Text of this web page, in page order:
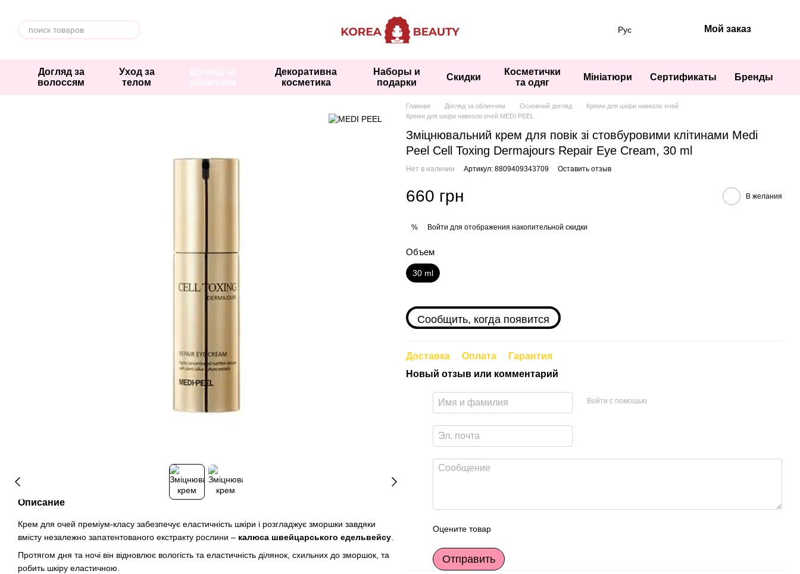
Рус Мой заказ
Догляд за
волоссям
Уход за
телом
Декоративна
косметика
Наборы и
подарки
Скидки
Косметички
та одяг
Мініатюри Сертификаты Бренды
Описание
Крем для очей преміум-класу забезпечує еластичність шкіри і розгладжує зморшки завдяки
вмісту незалежно запатентованого екстракту рослини – калюса швейцарського едельвейсу
Протягом дня та ночі він відновлює вологість та еластичність ділянок, схильних до зморшок, та
робить шкіру еластичною.
Главная Догляд за обличчям Основний догляд
Креми для шкіри навколо очей
Креми для шкіри навколо очей MEDI PEEL
Зміцнювальний крем для повік зі стовбуровими клітинами Medi
Peel Cell Toxing Dermajours Repair Eye Cream, 30 ml
Нет в наличии Артикул: 8809409343709 Оставить отзыв
660 грн В желания
% Войти для отображения накопительной скидки
Объем
30 ml
Сообщить, когда появится
Доставка Оплата
Гарантия
Новый отзыв или комментарий
Войти с помощью
Оцените товар
Отправить